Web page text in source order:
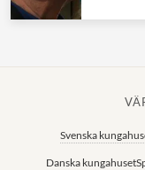
Svenska
Danska kungahuset